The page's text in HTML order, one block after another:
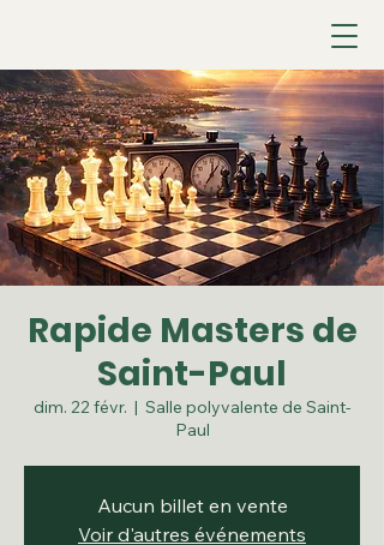
Rapide Masters de
Saint-Paul
dim. 22 févr.
  |
Salle polyvalente de Saint-
Paul
Aucun billet en vente
Voir d'autres événements